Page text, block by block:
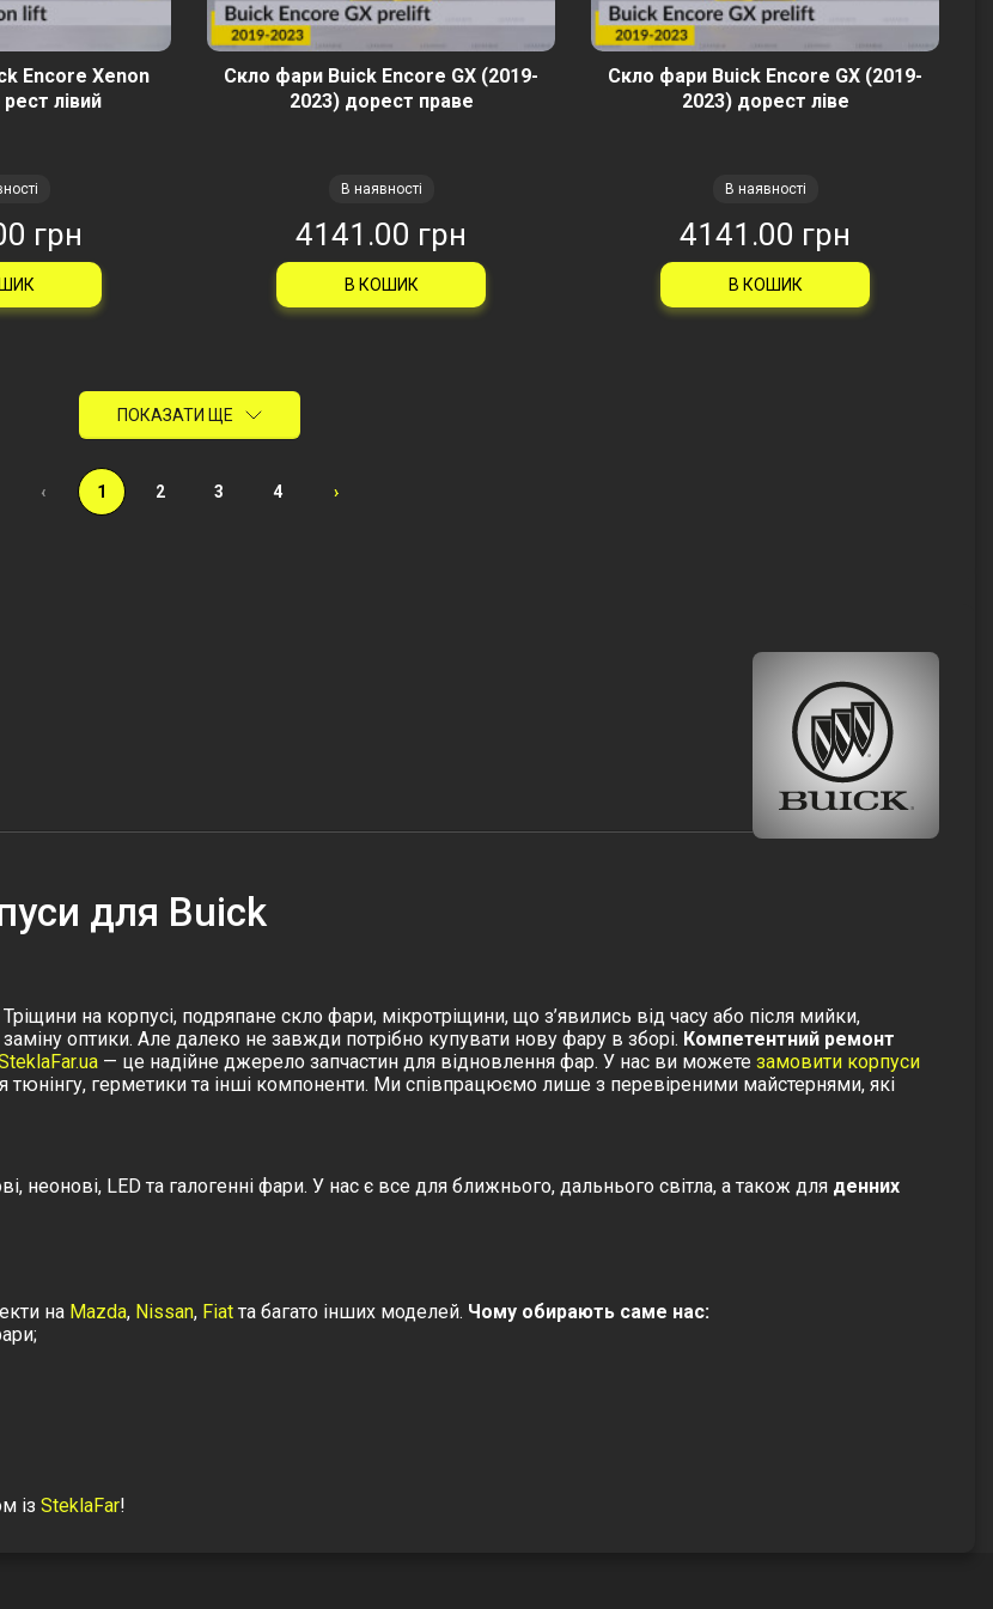
Encore Xenon
лівий
грн
Скло фари Buick Encore GX (2019-
2023) дорест праве
В наявності
4141.00 грн
В КОШИК
Скло фари Buick Encore GX (2019-
2023) дорест ліве
В наявності
4141.00 грн
В КОШИК
ПОКАЗАТИ ЩЕ
‹ 1 2 3 4 ›
для Buick
на корпусі, подряпане скло фари, мікротріщини, що з’явились від часу або після мийки,
оптики. Але далеко не завжди потрібно купувати нову фару в зборі. Компетентний ремонт
— це надійне джерело запчастин для відновлення фар. У нас ви можете замовити корпуси
тюнінгу, герметики та інші компоненти. Ми співпрацюємо лише з перевіреними майстернями, які
неонові, LED та галогенні фари. У нас є все для ближнього, дальнього світла, а також для денних
на Mazda, Nissan, Fiat та багато інших моделей. Чому обирають саме нас:
із SteklaFar!